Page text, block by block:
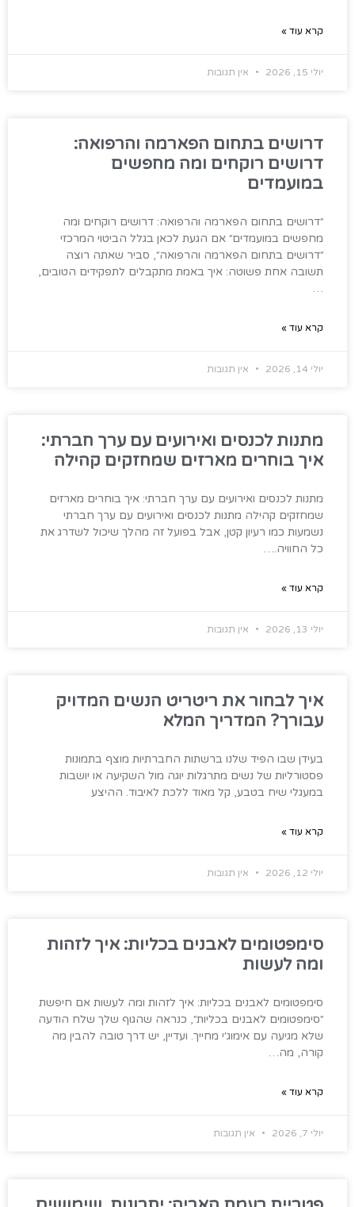
קרא עוד »
יולי 15, 2026 אין תגובות
דרושים בתחום הפארמה והרפואה:
דרושים רוקחים ומה מחפשים
במועמדים
״דרושים בתחום הפארמה והרפואה: דרושים רוקחים ומה
מחפשים במועמדים״ אם הגעת לכאן בגלל הביטוי המרכזי
״דרושים בתחום הפארמה והרפואה״, סביר שאתה רוצה
תשובה אחת פשוטה: איך באמת מתקבלים לתפקידים הטובים,
…
קרא עוד »
יולי 14, 2026 אין תגובות
מתנות לכנסים ואירועים עם ערך חברתי:
איך בוחרים מארזים שמחזקים קהילה
מתנות לכנסים ואירועים עם ערך חברתי: איך בוחרים מארזים
שמחזקים קהילה מתנות לכנסים ואירועים עם ערך חברתי
נשמעות כמו רעיון קטן, אבל בפועל זה מהלך שיכול לשדרג את
כל החוויה.…
קרא עוד »
יולי 13, 2026 אין תגובות
איך לבחור את ריטריט הנשים המדויק
עבורך? המדריך המלא
בעידן שבו הפיד שלנו ברשתות החברתיות מוצף בתמונות
פסטורליות של נשים מתרגלות יוגה מול השקיעה או יושבות
במעגלי שיח בטבע, קל מאוד ללכת לאיבוד. ההיצע
קרא עוד »
יולי 12, 2026 אין תגובות
סימפטומים לאבנים בכליות: איך לזהות
ומה לעשות
סימפטומים לאבנים בכליות: איך לזהות ומה לעשות אם חיפשת
״סימפטומים לאבנים בכליות״, כנראה שהגוף שלך שלח הודעה
שלא מגיעה עם אימוג׳י מחייך. ועדיין, יש דרך טובה להבין מה
קורה, מה…
קרא עוד »
יולי 7, 2026 אין תגובות